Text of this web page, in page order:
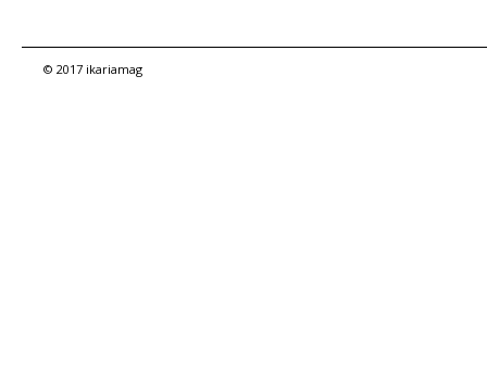
© 2017 ikariamag